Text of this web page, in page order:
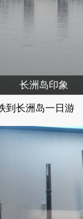
长洲岛印象
到长洲岛一日游